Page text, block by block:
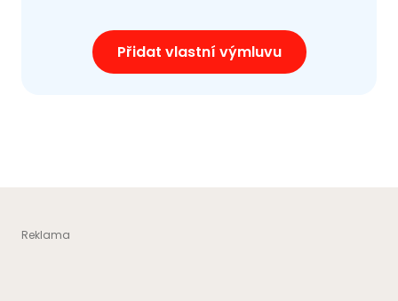
Přidat vlastní výmluvu